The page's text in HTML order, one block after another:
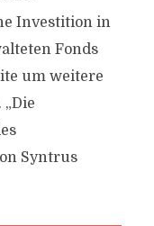
Investition in
Fonds
um weitere
Syntrus